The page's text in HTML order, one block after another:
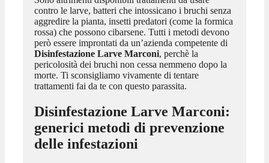
contro le larve, batteri che intossicano i bruchi senza
aggredire la pianta, insetti predatori (come la formica
rossa) che possono cibarsene. Tutti i metodi devono
però essere improntati da un’azienda competente di
Disinfestazione Larve Marconi, perchè la
pericolosità dei bruchi non cessa nemmeno dopo la
morte. Ti sconsigliamo vivamente di tentare
trattamenti fai da te con questo parassita.
Disinfestazione Larve Marconi:
generici metodi di prevenzione
delle infestazioni